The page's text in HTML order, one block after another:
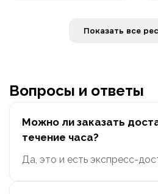
Вопросы и ответы
Можно ли заказать
течение часа?
Да, это и есть экспресс-